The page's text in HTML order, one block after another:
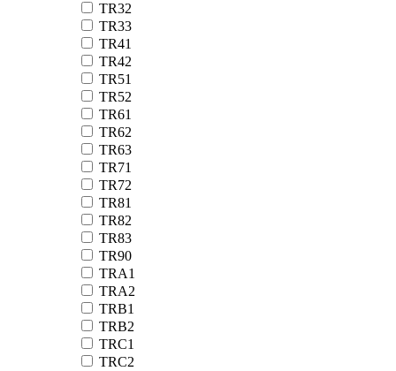
TR32
TR33
TR41
TR42
TR51
TR52
TR61
TR62
TR63
TR71
TR72
TR81
TR82
TR83
TR90
TRA1
TRA2
TRB1
TRB2
TRC1
TRC2